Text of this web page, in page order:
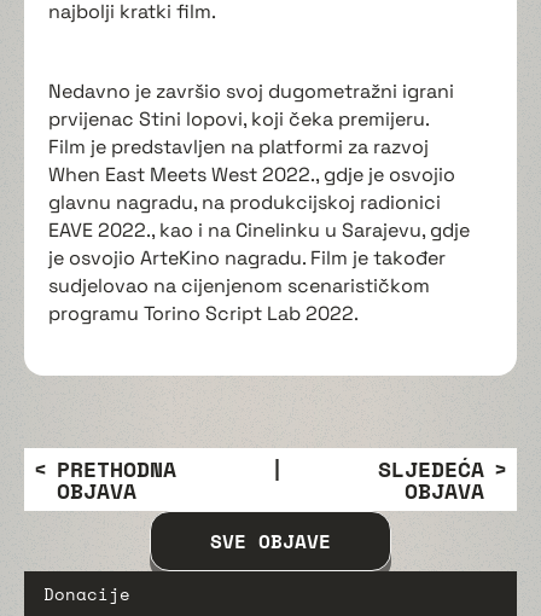
najbolji kratki film.
Nedavno je završio svoj dugometražni igrani
prvijenac Stini lopovi, koji čeka premijeru.
Film je predstavljen na platformi za razvoj
When East Meets West 2022., gdje je osvojio
glavnu nagradu, na produkcijskoj radionici
EAVE 2022., kao i na Cinelinku u Sarajevu, gdje
je osvojio ArteKino nagradu. Film je također
sudjelovao na cijenjenom scenarističkom
programu Torino Script Lab 2022.
PRETHODNA
OBJAVA
| SLJEDEĆA
OBJAVA
SVE OBJAVE
Donacije